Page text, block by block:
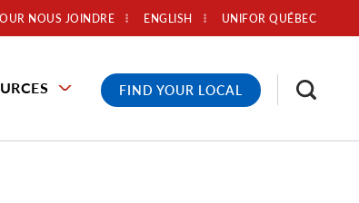
NOUS JOINDRE UNIFOR QUÉBEC
ENGLISH
FIND YOUR LOCAL